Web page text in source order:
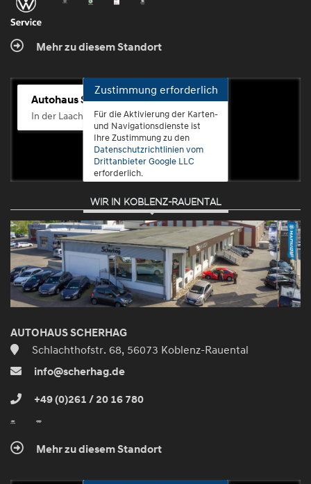
Mehr zu diesem Standort
Autohaus Scherhag
In der Laach 76, 56072 Koblenz-Güls
Zustimmung erforderlich
Für die Aktivierung der Karten-
und Navigationsdienste ist
Ihre Zustimmung zu den
Datenschutzrichtlinien vom
Drittanbieter Google LLC
erforderlich.
Zustimmen
und
aktivieren
WIR IN KOBLENZ-RAUENTAL
AUTOHAUS SCHERHAG
Schlachthofstr. 68, 56073 Koblenz-Rauental
info@scherhag.de
+49 (0)261 / 20 16 780
Mehr zu diesem Standort